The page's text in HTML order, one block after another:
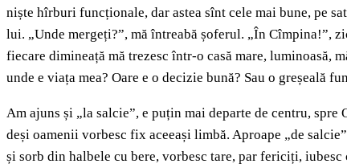
niște hîrburi funcționale, dar astea sînt cele mai bune, pe
lui. „Unde mergeți?”, mă întreabă șoferul. „În Cîmpina!”,
fiecare dimineață mă trezesc într-o casă mare, luminoasă,
unde e viața mea? Oare e o decizie bună? Sau o greșeală
Am ajuns și „la salcie”, e puțin mai departe de centru,
deși oamenii vorbesc fix aceeași limbă. Aproape „de
și sorb din halbele cu bere, vorbesc tare, par fericiți,